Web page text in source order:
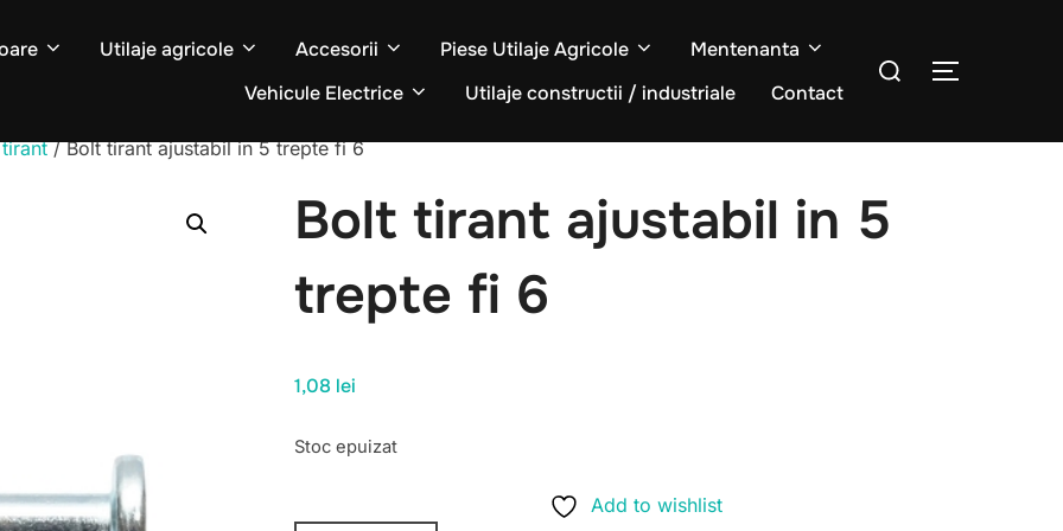
Utilaje agricole Accesorii Piese Utilaje Agricole
Mentenanta
Vehicule Electrice
Utilaje constructii / industriale Contact
Caută
COMUTĂ
/ Bolt tirant ajustabil in 5 trepte fi 6
Bolt tirant ajustabil in 5
trepte fi 6
1,08 lei
Stoc epuizat
Add to wishlist